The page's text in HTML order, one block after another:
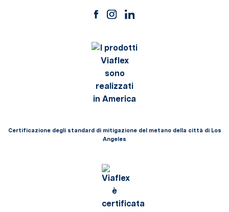
Certificazione degli standard di mitigazione del metano della città di Los
Angeles